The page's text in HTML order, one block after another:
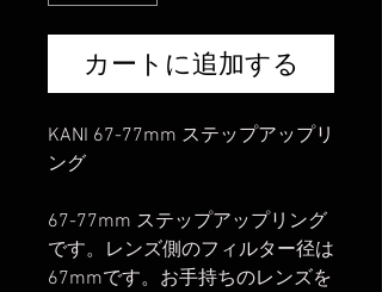
カートに追加する
KANI 67-77mm ステップアップリ
ング
67-77mm ステップアップリング
です。レンズ側のフィルター径は
67mmです。お手持ちのレンズを